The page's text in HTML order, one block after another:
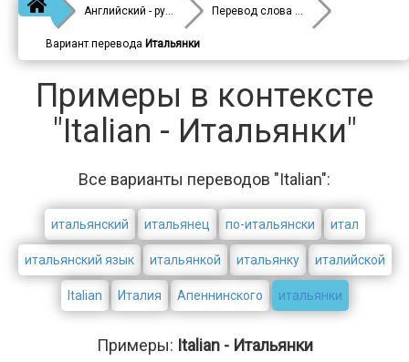
Английский - русский Перевод слова
Italian
Вариант перевода Итальянки
Примеры в контексте
"Italian - Итальянки"
Все варианты переводов "Italian":
итальянский итальянец по-итальянски итал
итальянский язык итальянкой итальянку италийской
Italian Италия Апеннинского итальянки
Примеры: Italian - Итальянки